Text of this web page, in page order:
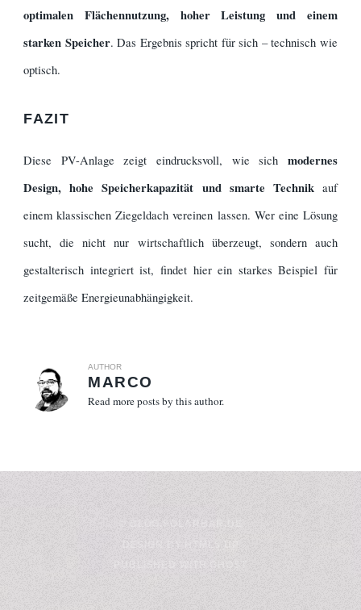
optimalen Flächennutzung, hoher Leistung und einem
starken Speicher. Das Ergebnis spricht für sich – technisch wie
optisch.
FAZIT
Diese PV-Anlage zeigt eindrucksvoll, wie sich modernes
Design, hohe Speicherkapazität und smarte Technikauf
einem klassischen Ziegeldach vereinen lassen. Wer eine Lösung
sucht, die nicht nur wirtschaftlich überzeugt, sondern auch
gestalterisch integriert ist, findet hier ein starkes Beispiel für
zeitgemäße Energieunabhängigkeit.
AUTHOR
MARCO
Read more posts by this author.